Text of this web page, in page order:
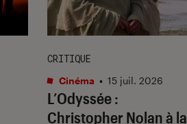
L’Odyssée:
Christopher Nolan à la
CRITIQUE
Cinéma • 15 juil. 2026